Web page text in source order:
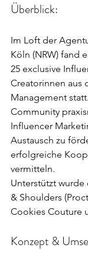
Überblick:
Im Loft der
Köln (NRW) fand
25 exclusive
Creatorinnen aus
Management
Community
Influencer
Austausch zu
erfolgreiche
vermitteln.
Unterstützt wurde
& Shoulders
Cookies Couture
Konzept &